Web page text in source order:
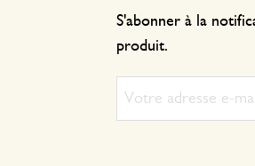
S'abonner à la
produit.